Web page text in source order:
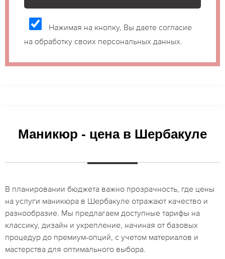
Нажимая на кнопку, Вы даете согласие
на обработку своих персональных данных.
Маникюр - цена в Шербакуле
В планировании бюджета важно прозрачность, где цены
на услуги маникюра в Шербакуле отражают качество и
разнообразие. Мы предлагаем доступные тарифы на
классику, дизайн и укрепление, начиная от базовых
процедур до премиум-опций, с учетом материалов и
мастерства для оптимального выбора.